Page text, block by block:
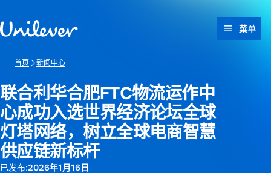
菜单
首页 新闻中心
联合利华合肥FTC物流运作中
心成功入选世界经济论坛全球
灯塔网络，树立全球电商智慧
供应链新标杆
已发布:2026年1月16日